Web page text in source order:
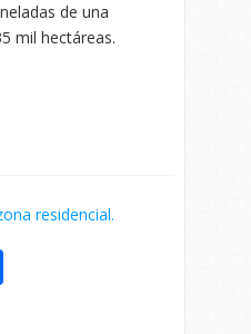
de una
mil hectáreas.